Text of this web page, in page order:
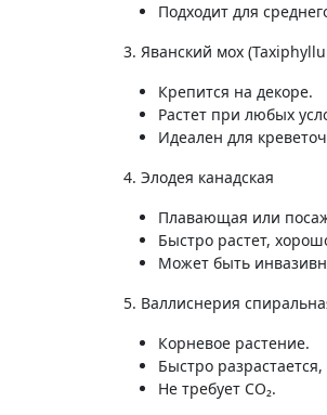
Подходит для
3. Яванский мох
Крепится на декоре.
Растет при любых
Идеален для
4. Элодея канадская
Плавающая или
Быстро растет,
Может быть
5. Валлиснерия
Корневое растение.
Быстро
Не требует СО₂.